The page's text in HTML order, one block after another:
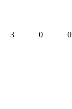
3 0 0